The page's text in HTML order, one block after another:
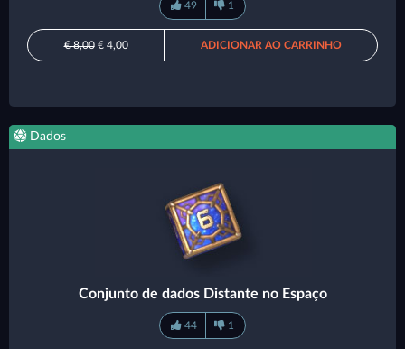
49 1
€ 8,00€ 4,00 ADICIONAR AO CARRINHO
Dados
Conjunto de dados Distante no Espaço
44 1